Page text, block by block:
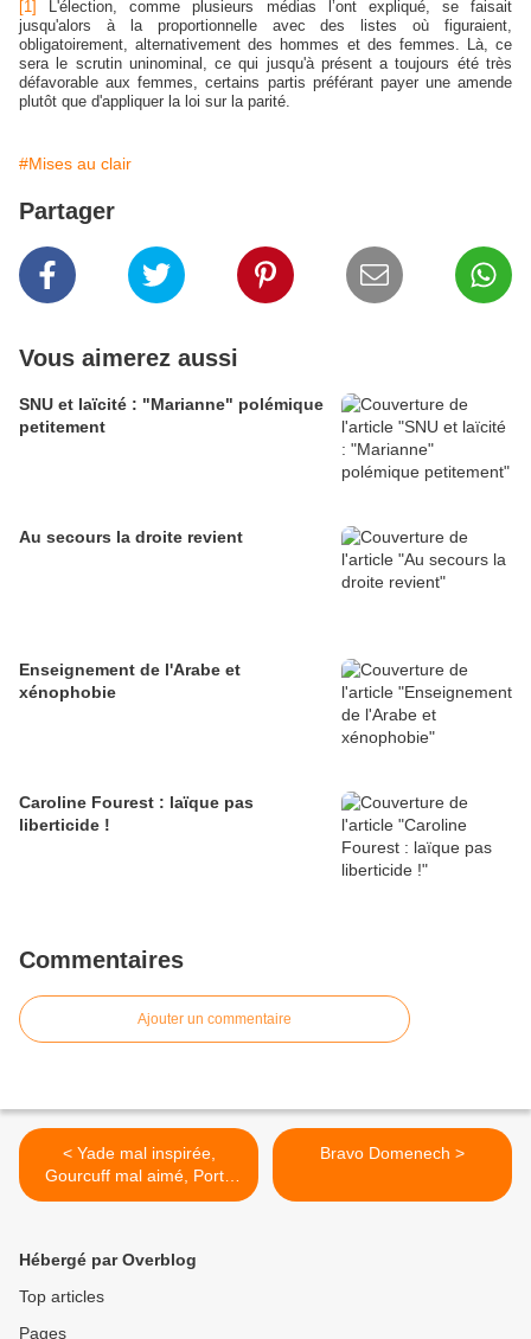
[1]
L'élection, comme plusieurs médias l’ont expliqué, se faisait
jusqu'alors à la proportionnelle avec des listes où figuraient,
obligatoirement, alternativement des hommes et des femmes. Là, ce
sera le scrutin uninominal, ce qui jusqu'à présent a toujours été très
défavorable aux femmes, certains partis préférant payer une amende
plutôt que d'appliquer la loi sur la parité.
#Mises au clair
Partager
Vous aimerez aussi
SNU et laïcité : "Marianne" polémique
petitement
Au secours la droite revient
Enseignement de l'Arabe et
xénophobie
Caroline Fourest : laïque pas
liberticide !
Commentaires
Ajouter un commentaire
< Yade mal inspirée,
Gourcuff mal aimé, Porte
mal barré
Bravo Domenech >
Hébergé par Overblog
Top articles
Pages